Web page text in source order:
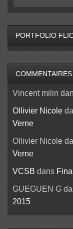
PORTFOLIO
Vincent milin
Ollivier Nicole
Verne
Ollivier Nicole
Verne
VCSB dans
GUEGUEN G
2015